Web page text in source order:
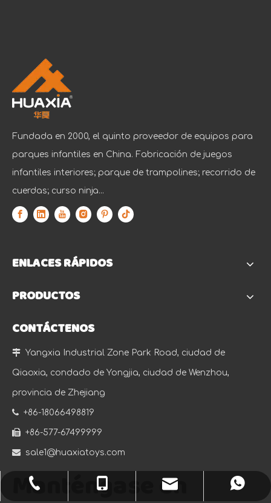
Fundada en 2000, el quinto proveedor de equipos para
parques infantiles en China. Fabricación de juegos
infantiles interiores; parque de trampolines; recorrido de
cuerdas; curso ninja...
+86-577-67499999
+86-18066498819
sale1@huaxiatoys.com
+8618066498819
ENLACES RÁPIDOS
PRODUCTOS
CONTÁCTENOS
 Yangxia Industrial Zone Park Road, ciudad de
Qiaoxia, condado de Yongjia, ciudad de Wenzhou,
provincia de Zhejiang
 +86-18066498819
 +86-577-67499999
 sale1@huaxiatoys.com
Manténgase en